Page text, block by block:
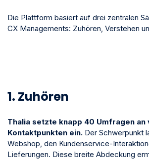
Die Plattform basiert auf drei zentralen
CX Managements: Zuhören, Verstehen
1. Zuhören
Thalia setzte knapp 40 Umfragen
Kontaktpunkten ein. Der Schwerpunkt
Webshop, den Kundenservice-
Lieferungen. Diese breite Abdeckung